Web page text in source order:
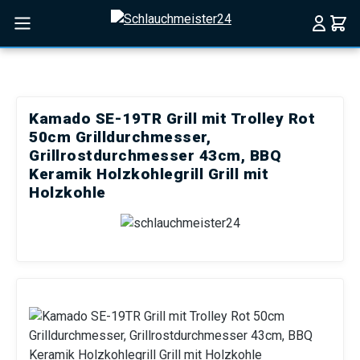
Zum Hauptinhalt springen
Kamado SE-19TR Grill mit Trolley Rot
50cm Grilldurchmesser,
Grillrostdurchmesser 43cm, BBQ
Keramik Holzkohlegrill Grill mit
Holzkohle